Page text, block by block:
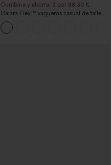
Combina y ahorra: 3 por 88,30 €
Halara Flex™ vaqueros casual de talle
alto con bolsillos, estilo baggy de pierna
ancha, efecto lavado